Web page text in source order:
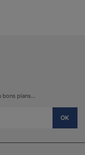
bons plans…